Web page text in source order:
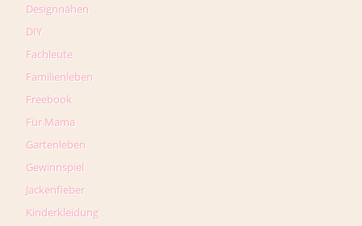
Designnähen
DIY
Fachleute
Familienleben
Freebook
Für Mama
Gartenleben
Gewinnspiel
Jackenfieber
Kinderkleidung